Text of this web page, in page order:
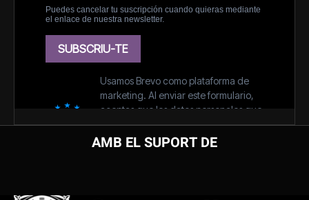
AMB EL SUPORT DE